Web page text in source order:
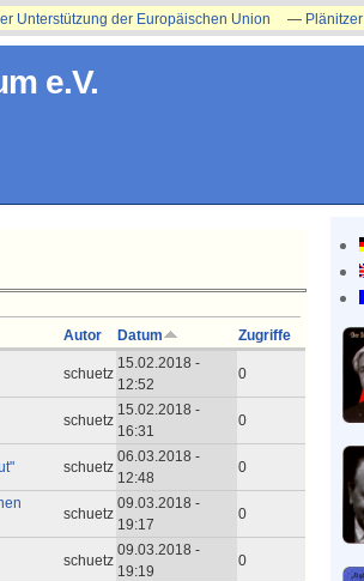
e.V.
der Europäischen Union — Plänitzer
Autor Datum Zugriffe
schuetz
15.02.2018 -
12:52
0
schuetz
15.02.2018 -
16:31
0
schuetz
06.03.2018 -
12:48
0
schuetz
09.03.2018 -
19:17
0
schuetz
09.03.2018 -
19:19
0